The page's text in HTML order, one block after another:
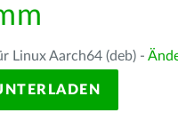
Linux Aarch64 (deb) -